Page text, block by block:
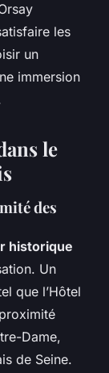
les
un
immersion
le
des
historique
Un
que l’Hôtel
Dame,
de Seine.